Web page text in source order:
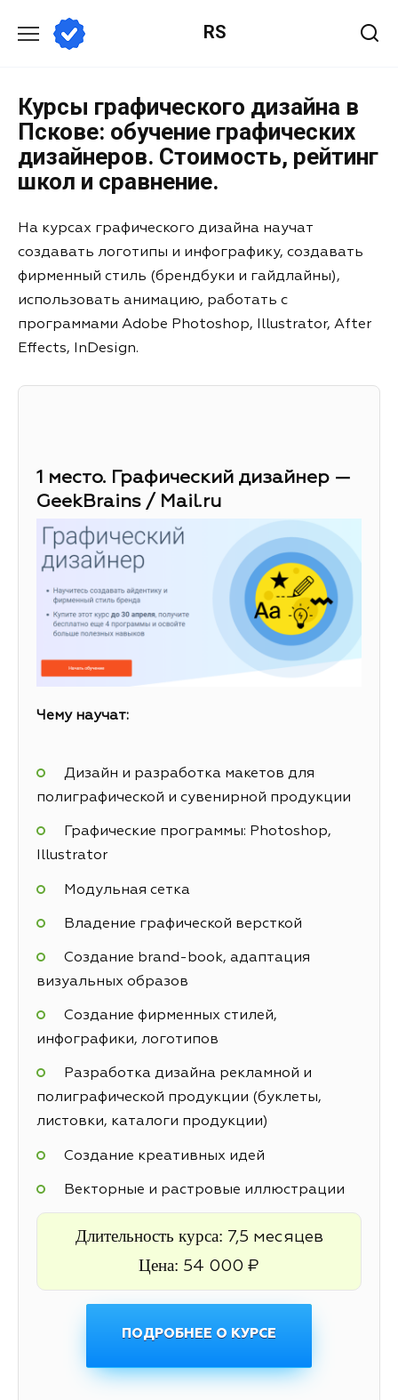
RS
Курсы графического дизайна в
Пскове: обучение графических
дизайнеров. Стоимость, рейтинг
школ и сравнение.
На курсах графического дизайна научат
создавать логотипы и инфографику, создавать
фирменный стиль (брендбуки и гайдлайны),
использовать анимацию, работать с
программами Adobe Photoshop, Illustrator, After
Effects, InDesign.
1 место. Графический дизайнер —
GeekBrains / Mail.ru
Чему научат:
Дизайн и разработка макетов для
полиграфической и сувенирной продукции
Графические программы: Photoshop,
Illustrator
Модульная сетка
Владение графической версткой
Создание brand-book, адаптация
визуальных образов
Создание фирменных стилей,
инфографики, логотипов
Разработка дизайна рекламной и
полиграфической продукции (буклеты,
листовки, каталоги продукции)
Создание креативных идей
Векторные и растровые иллюстрации
Длительность курса: 7,5 месяцев
Цена: 54 000 ₽
ПОДРОБНЕЕ О КУРСЕ